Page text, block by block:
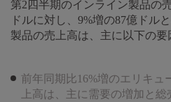
第2四半期のインライン製品の
ドルに対し、9%増の87億ドル
製品の売上高は、主に以下の要
前年同期比16%増のエリキュ
上高は、主に需要の増加と